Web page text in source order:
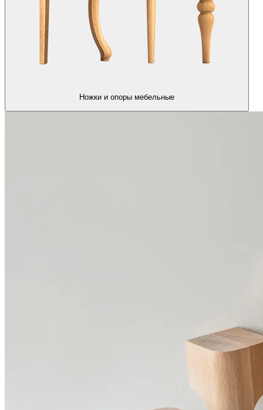
Ножки и опоры мебельные